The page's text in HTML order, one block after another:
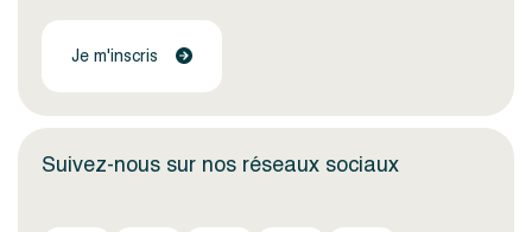
Je m'inscris
Suivez-nous sur nos réseaux sociaux